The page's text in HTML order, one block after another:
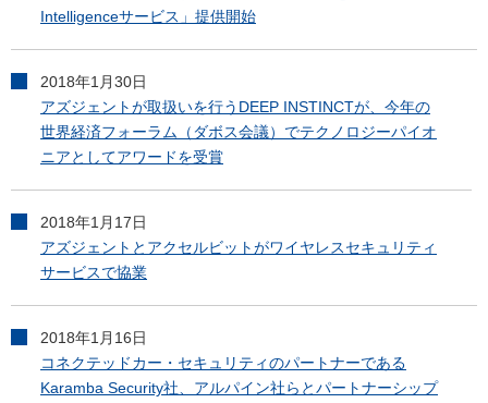
Intelligenceサービス」提供開始
2018年1月30日
アズジェントが取扱いを行うDEEP INSTINCTが、今年の
世界経済フォーラム（ダボス会議）でテクノロジーパイオ
ニアとしてアワードを受賞
2018年1月17日
アズジェントとアクセルビットがワイヤレスセキュリティ
サービスで協業
2018年1月16日
コネクテッドカー・セキュリティのパートナーである
Karamba Security社、アルパイン社らとパートナーシップ